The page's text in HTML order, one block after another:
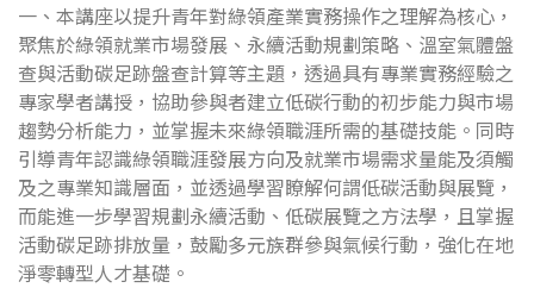
一、本講座以提升青年對綠領產業實務操作之理解為核心，
聚焦於綠領就業市場發展、永續活動規劃策略、溫室氣體盤
查與活動碳足跡盤查計算等主題，透過具有專業實務經驗之
專家學者講授，協助參與者建立低碳行動的初步能力與市場
趨勢分析能力，並掌握未來綠領職涯所需的基礎技能。同時
引導青年認識綠領職涯發展方向及就業市場需求量能及須觸
及之專業知識層面，並透過學習瞭解何謂低碳活動與展覽，
而能進一步學習規劃永續活動、低碳展覽之方法學，且掌握
活動碳足跡排放量，鼓勵多元族群參與氣候行動，強化在地
淨零轉型人才基礎。